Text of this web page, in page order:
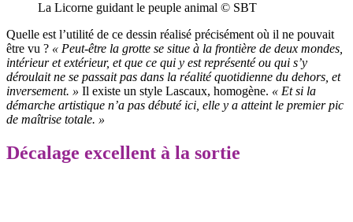
La Licorne guidant le peuple animal © SBT
Quelle est l’utilité de ce dessin réalisé précisément où il ne pouvait
être vu ? « Peut-être la grotte se situe à la frontière de deux mondes,
intérieur et extérieur, et que ce qui y est représenté ou qui s’y
déroulait ne se passait pas dans la réalité quotidienne du dehors, et
inversement. » Il existe un style Lascaux, homogène. « Et si la
démarche artistique n’a pas débuté ici, elle y a atteint le premier pic
de maîtrise totale. »
Décalage excellent à la sortie